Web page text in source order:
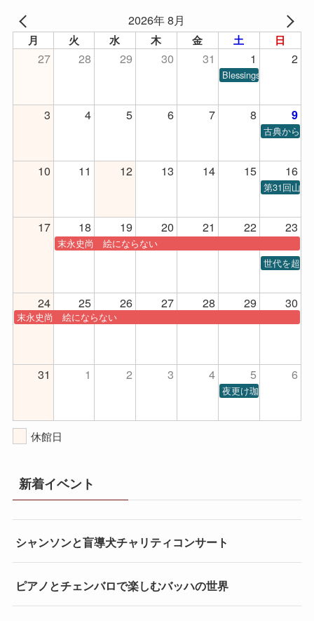
2026年 8月
月 火 水 木 金 土 日
27 28 29 30 31 1 2
Blessings of Piano
3 4 5 6 7 8 9
古典から
10 11 12 13 14 15 16
第31回山口
17 18 19 20 21 22 23
末永史尚 絵にならない
世代を超え
24 25 26 27 28 29 30
末永史尚 絵にならない
31 1 2 3 4 5 6
夜更け珈琲第1回公
休館日
新着イベント
シャンソンと盲導犬チャリティコンサート
ピアノとチェンバロで楽しむバッハの世界